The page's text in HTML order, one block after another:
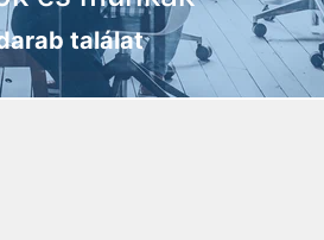
találat